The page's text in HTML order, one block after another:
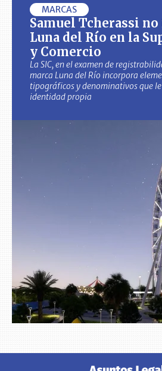
MARCAS
Samuel Tcherassi
Luna del Río en la
y Comercio
La SIC, en el examen de
marca Luna del Río incorpora
tipográficos y denominativos que
identidad propia